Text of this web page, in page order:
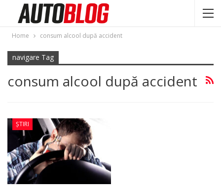
Home consum alcool după accident
navigare Tag
consum alcool după accident
ȘTIRI